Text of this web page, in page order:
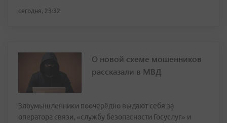
сегодня, 23:32
О новой схеме мошенников
рассказали в МВД
Злоумышленники поочерёдно выдают себя за
оператора связи, «службу безопасности Госуслуг» и